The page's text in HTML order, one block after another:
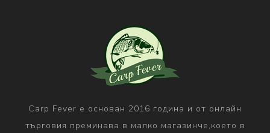
Carp Fever е основан 2016 година и от онлайн
търговия преминава в малко магазинче,което в